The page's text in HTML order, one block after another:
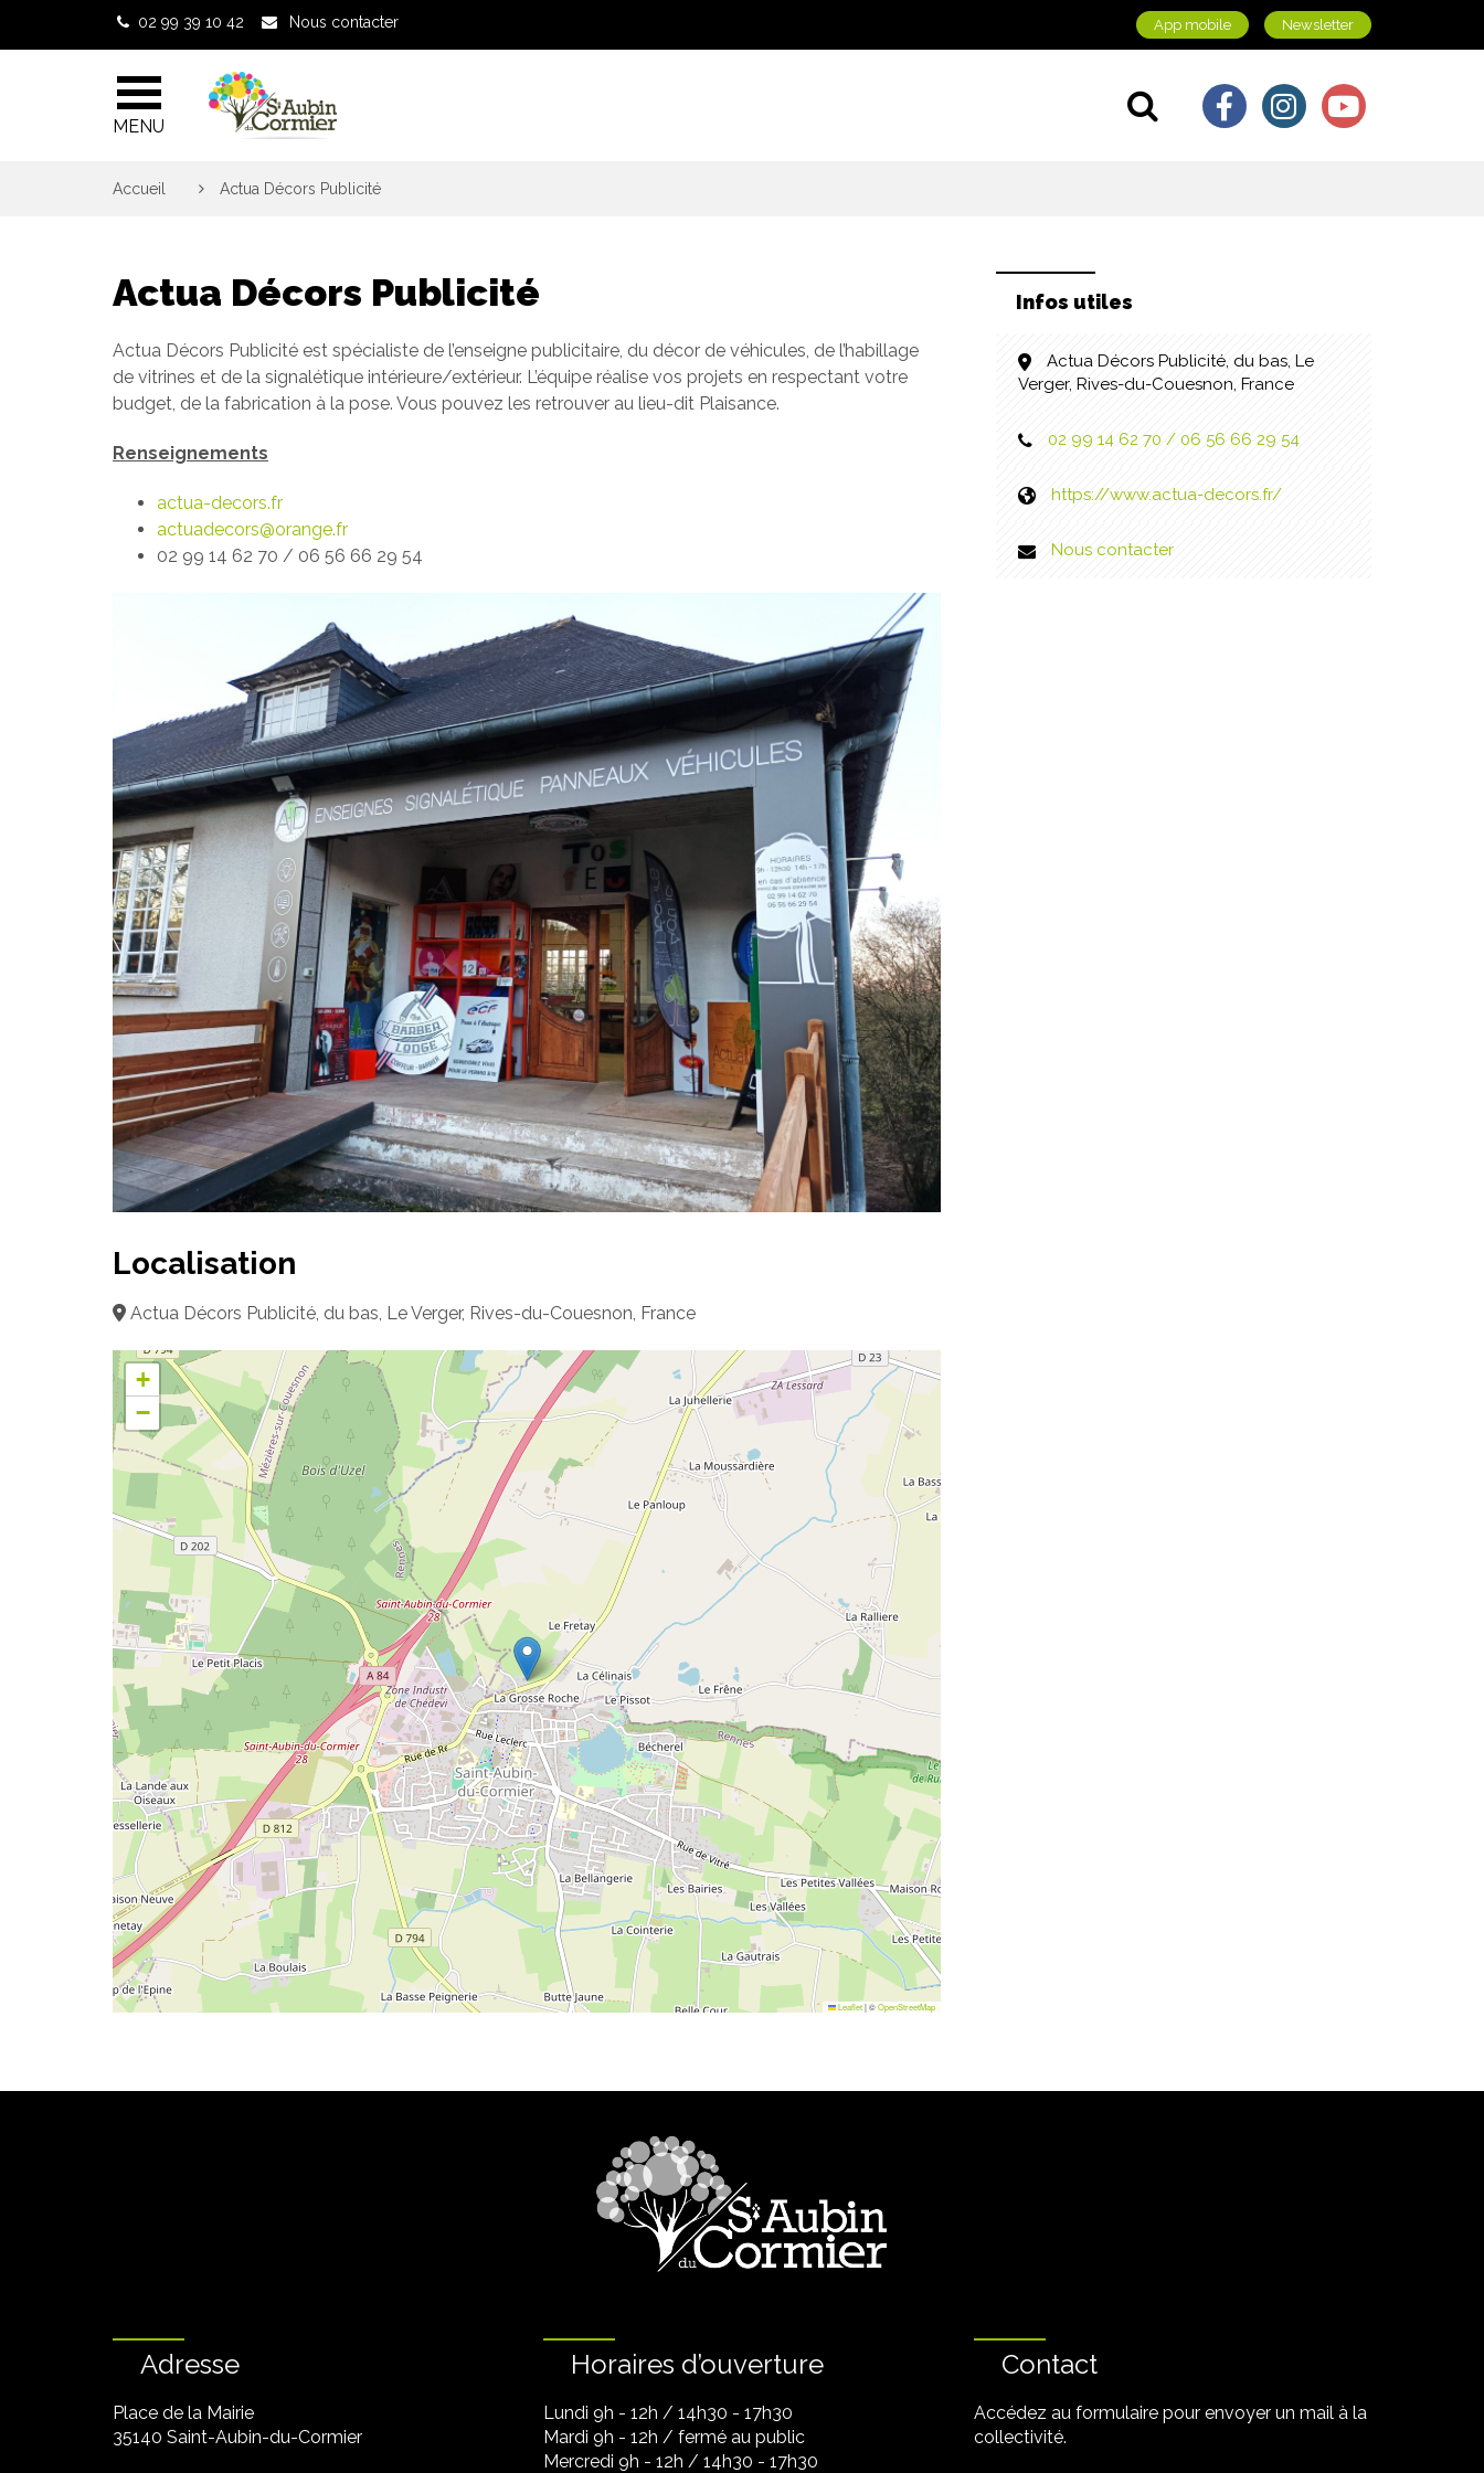
02 99 39 10 42 Nous contacter App mobile Newsletter
MENU Lien vers le
Lien vers le
Lien vers
Accueil Actua Décors Publicité
Actua Décors Publicité
Actua Décors Publicité est spécialiste de l’enseigne publicitaire, du décor de véhicules, de l’habillage
de vitrines et de la signalétique intérieure/extérieur. L’équipe réalise vos projets en respectant votre
budget, de la fabrication à la pose. Vous pouvez les retrouver au lieu-dit Plaisance.
Renseignements
actua-decors.fr
actuadecors@orange.fr
02 99 14 62 70 / 06 56 66 29 54
Localisation
Actua Décors Publicité, du bas, Le Verger, Rives-du-Couesnon, France
+
−
Leaflet|©OpenStreetMap
Infos utiles
Actua Décors Publicité, du bas, Le
Verger, Rives-du-Couesnon, France
02 99 14 62 70 / 06 56 66 29 54
https://www.actua-decors.fr/
Nous contacter
Adresse
Place de la Mairie
35140 Saint-Aubin-du-Cormier
Horaires d’ouverture
Lundi 9h - 12h / 14h30 - 17h30
Mardi 9h - 12h / fermé au public
Mercredi 9h - 12h / 14h30 - 17h30
Contact
Accédez au formulaire pour envoyer un mail à la
collectivité.